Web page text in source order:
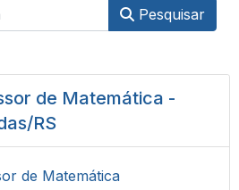
Pesquisar
de Matemática -
RS
de Matemática